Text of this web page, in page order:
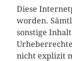
Diese
worden.
sonstige
nicht explizit